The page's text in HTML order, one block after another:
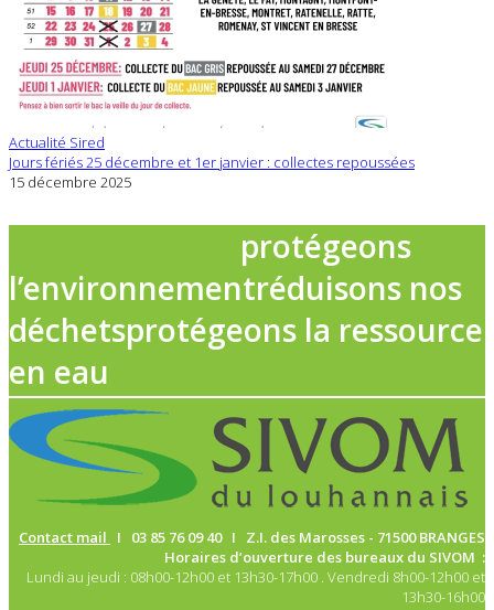
Actualité Sired
Jours fériés 25 décembre et 1er janvier : collectes repoussées
15 décembre 2025
protégeons
l’environnementréduisons nos
déchetsprotégeons la ressource
en eau
Contact mail I 03 85 76 09 40 I Z.I. des Marosses - 71500 BRANGES
Horaires d’ouverture des bureaux du SIVOM :
Lundi au jeudi : 08h00-12h00 et 13h30-17h00 . Vendredi 8h00-12h00 et
13h30-16h00